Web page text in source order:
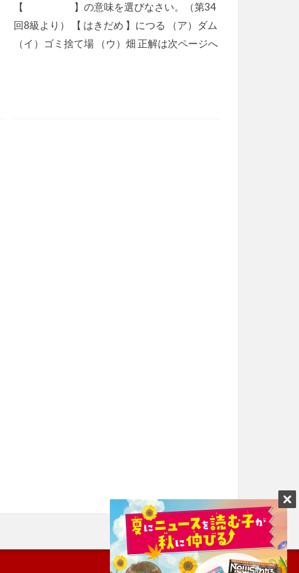
【 】の意味を選びなさい。（第34
回8級より） 【 はきだめ 】につる （ア）ダム
（イ）ゴミ捨て場 （ウ）畑 正解は次ページへ